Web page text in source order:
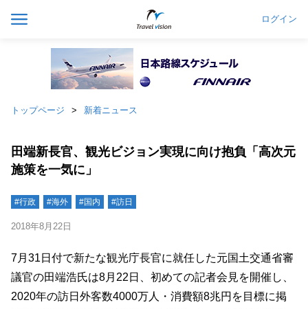
ログイン
トップページ 新着ニュース
田端新長官、観光ビジョン実現に向け抱負「高次元
施策を一気に」
#行政 #海外 #国内 #訪日
2018年8月22日
7月31日付で新たな観光庁長官に就任した元国土交通省審
議官の田端浩氏は8月22日、初めての記者会見を開催し、
2020年の訪日外客数4000万人・消費額8兆円を目標に掲